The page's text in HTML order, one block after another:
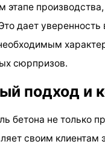
дает
сюрпризов.
подход и
бетона не только
своим клиентам